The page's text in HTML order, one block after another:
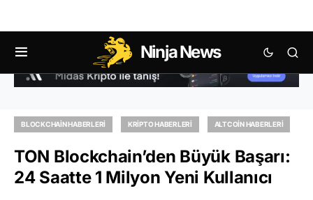
Ninja News
BLOCKCHAIN HABERLERI KRIPTO HABERLERI ALTCOIN HABERLERI
TON Blockchain’den Büyük Başarı:
24 Saatte 1 Milyon Yeni Kullanıcı